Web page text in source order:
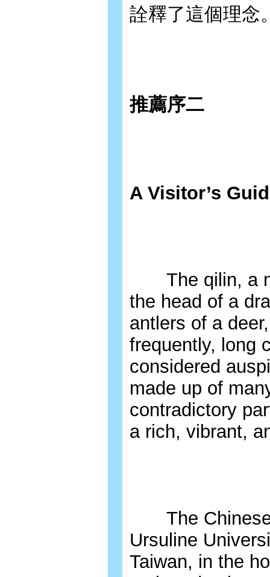
詮釋了這個理念
推薦序二
A Visitor’s
The qilin, a
the head of a
antlers of a
frequently, long
considered
made up of
contradictory
a rich, vibrant,
The Chinese
Ursuline
Taiwan, in the